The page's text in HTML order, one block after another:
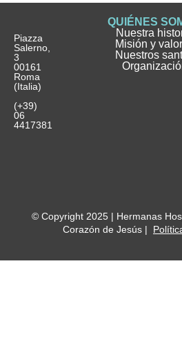
Piazza
Salerno,
3
00161
Roma
(Italia)
(+39)
06
4417381
QUIÉNES
Nuestra
Misión y
Nuestros
© Copyright 2025 | Hermanas
Corazón de Jesús |